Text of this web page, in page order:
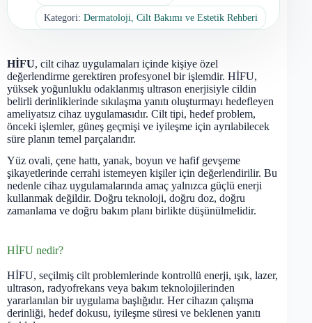
Kategori: Dermatoloji, Cilt Bakımı ve Estetik Rehberi
HİFU, cilt cihaz uygulamaları içinde kişiye özel
değerlendirme gerektiren profesyonel bir işlemdir. HİFU,
yüksek yoğunluklu odaklanmış ultrason enerjisiyle cildin
belirli derinliklerinde sıkılaşma yanıtı oluşturmayı hedefleyen
ameliyatsız cihaz uygulamasıdır. Cilt tipi, hedef problem,
önceki işlemler, güneş geçmişi ve iyileşme için ayrılabilecek
süre planın temel parçalarıdır.
Yüz ovali, çene hattı, yanak, boyun ve hafif gevşeme
şikayetlerinde cerrahi istemeyen kişiler için değerlendirilir. Bu
nedenle cihaz uygulamalarında amaç yalnızca güçlü enerji
kullanmak değildir. Doğru teknoloji, doğru doz, doğru
zamanlama ve doğru bakım planı birlikte düşünülmelidir.
HİFU nedir?
HİFU, seçilmiş cilt problemlerinde kontrollü enerji, ışık, lazer,
ultrason, radyofrekans veya bakım teknolojilerinden
yararlanılan bir uygulama başlığıdır. Her cihazın çalışma
derinliği, hedef dokusu, iyileşme süresi ve beklenen yanıtı